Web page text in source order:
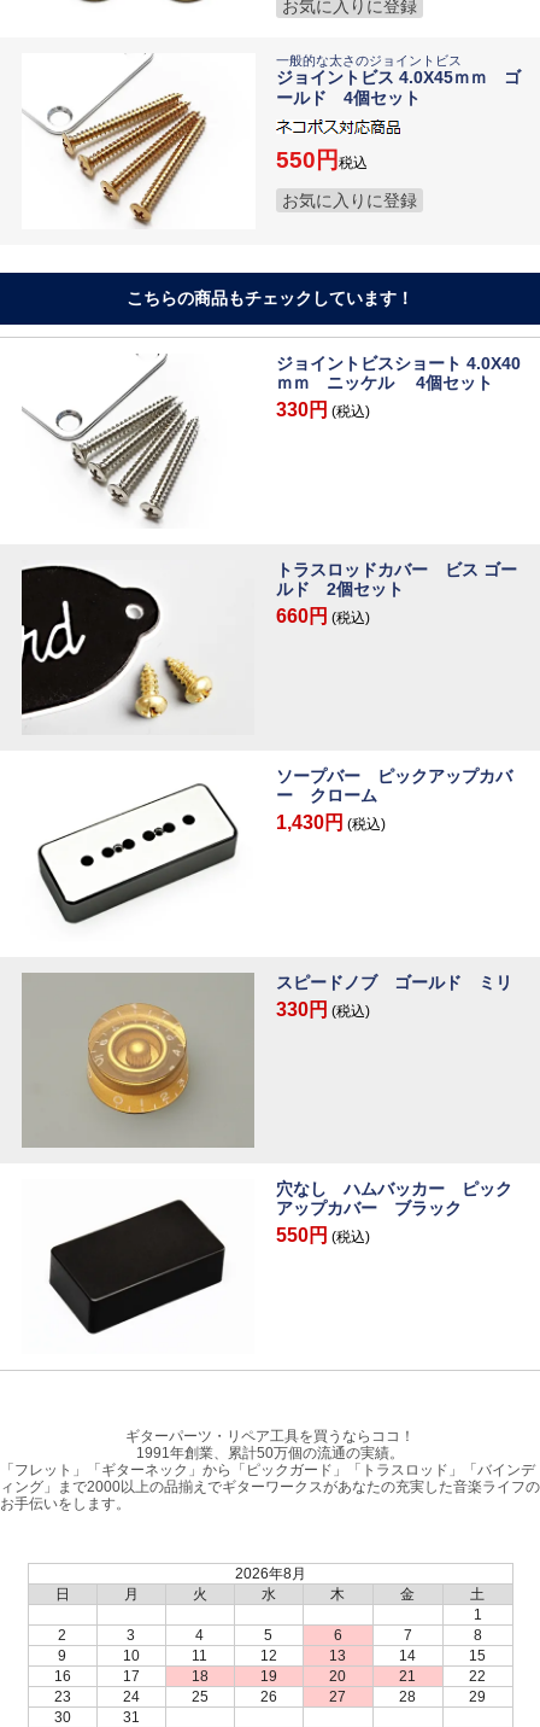
お気に入りに登録
一般的な太さのジョイントビス
ジョイントビス 4.0X45ｍｍ ゴ
ールド 4個セット
550 税込
お気に入りに登録
こちらの商品もチェックしています！
ジョイントビスショート 4.0X40
ｍｍ ニッケル 4個セット
330円 (税込)
トラスロッドカバー ビス ゴー
ルド 2個セット
660円 (税込)
ソープバー ピックアップカバ
ー クローム
1,430円 (税込)
スピードノブ ゴールド ミリ
330円 (税込)
穴なし ハムバッカー ピック
アップカバー ブラック
550円 (税込)
ギターパーツ・リペア工具を買うならココ！
1991年創業、累計50万個の流通の実績。
「フレット」「ギターネック」から「ピックガード」「トラスロッド」「バインデ
ィング」まで2000以上の品揃えでギターワークスがあなたの充実した音楽ライフの
お手伝いをします。
2026年8月
日
月 火 水 木 金
土
1
2
3 4 5 6 7
8
9
10 11 12 13 14
15
16
17 18 19 20 21
22
23
24 25 26 27 28
29
30
31